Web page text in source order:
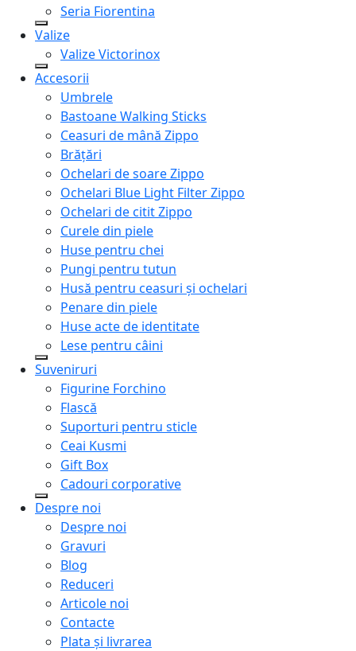
Seria Fiorentina
Valize
Valize Victorinox
Accesorii
Umbrele
Bastoane Walking Sticks
Ceasuri de mână Zippo
Brățări
Ochelari de soare Zippo
Ochelari Blue Light Filter Zippo
Ochelari de citit Zippo
Curele din piele
Huse pentru chei
Pungi pentru tutun
Husă pentru ceasuri și ochelari
Penare din piele
Huse acte de identitate
Lese pentru câini
Suveniruri
Figurine Forchino
Flască
Suporturi pentru sticle
Ceai Kusmi
Gift Box
Cadouri corporative
Despre noi
Despre noi
Gravuri
Blog
Reduceri
Articole noi
Contacte
Plata și livrarea